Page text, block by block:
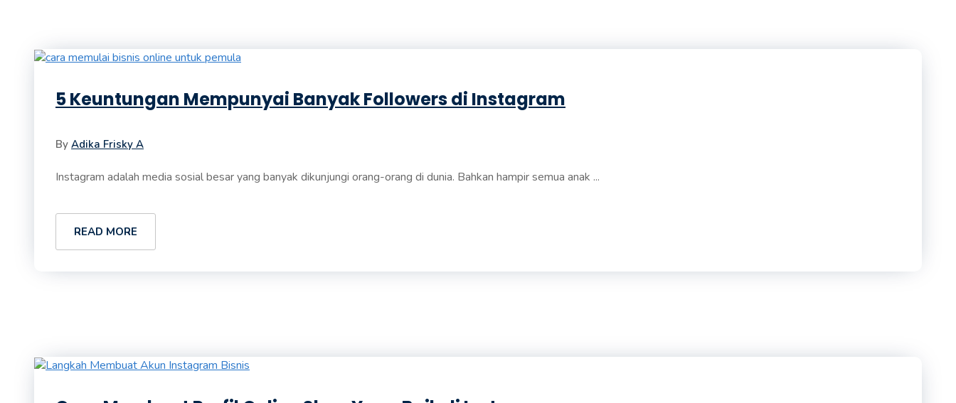
5 Keuntungan Mempunyai Banyak Followers di Instagram
By Adika Frisky A
Instagram adalah media sosial besar yang banyak dikunjungi orang-orang di dunia. Bahkan hampir semua anak ...
READ MORE